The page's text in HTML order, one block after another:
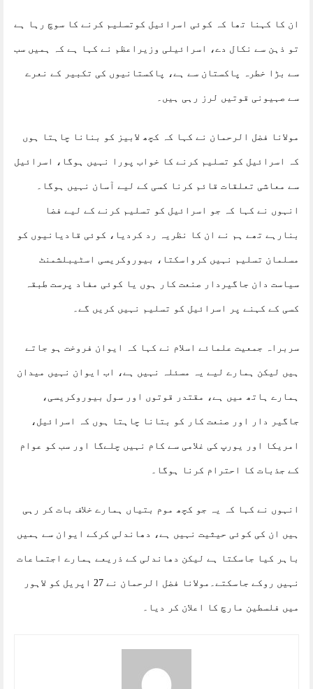
ان کا کہنا تھا کہ کوئی اسرائیل کوتسلیم کرنے کا سوچ رہا ہے
تو ذہن سے نکال دے، اسرائیلی وزیراعظم نے کہا ہے کہ ہمیں سب
سے بڑا خطرہ پاکستان سے ہے، پاکستانیوں کی تکبیر کے نعرے
سے صہیونی قوتیں لرز رہی ہیں۔
مولانا فضل الرحمان نے کہا کہ کچھ لابیز کو بنانا چاہتا ہوں
کہ اسرائیل کو تسلیم کرنے کا خواب پورا نہیں ہوگا، اسرائیل
سے معاشی تعلقات قائم کرنا کسی کے لیے آسان نہیں ہوگا۔
انہوں نے کہا کہ جو اسرائیل کو تسلیم کرنے کے لیے فضا
بنارہے تھے ہم نے ان کا نظریہ رد کردیا، کوئی قادیانیوں کو
مسلمان تسلیم نہیں کرواسکتا، بیوروکریسی اسٹیبلشمنٹ
سیاست دان جاگیردار صنعت کار ہوں یا کوئی مفاد پرست طبقہ
کسی کے کہنے پر اسرائیل کو تسلیم نہیں کریں گے۔
سربراہ جمعیت علمائے اسلام نے کہا کہ ایوان فروخت ہو جاتے
ہیں لیکن ہمارے لیے یہ مسئلہ نہیں ہے، اب ایوان نہیں میدان
ہمارے ہاتھ میں ہے، مقتدر قوتوں اور سول بیوروکریسی،
جاگیر دار اور صنعت کار کو بتانا چاہتا ہوں کہ اسرائیل،
امریکا اور یورپ کی غلامی سے کام نہیں چلےگا اور سب کو عوام
کے جذبات کا احترام کرنا ہوگا۔
انہوں نے کہا کہ یہ جو کچھ موم بتیاں ہمارے خلاف بات کر رہی
ہیں ان کی کوئی حیثیت نہیں ہے، دھاندلی کرکے ایوان سے ہمیں
باہر کیا جاسکتا ہے لیکن دھاندلی کے ذریعے ہمارے اجتماعات
نہیں روکے جاسکتے۔مولانا فضل الرحمان نے 27 اپریل کو لاہور
میں فلسطین مارچ کا اعلان کر دیا۔